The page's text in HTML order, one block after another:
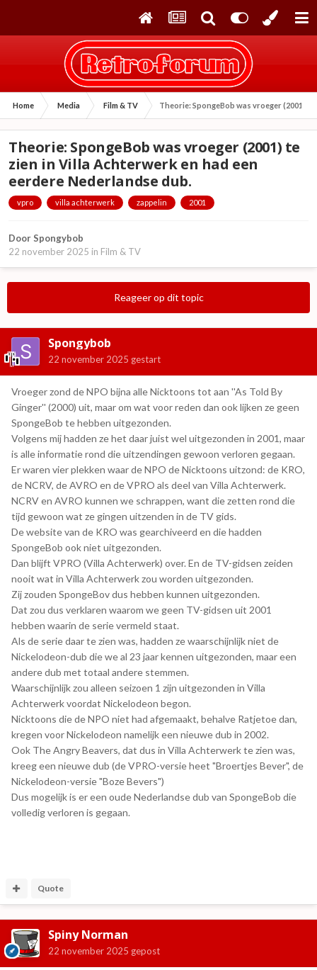
Home Media Film & TV Theorie: SpongeBob was vroeger (2001)
Theorie: SpongeBob was vroeger (2001) te
zien in Villa Achterwerk en had een
eerdere Nederlandse dub.
vpro villa achterwerk zappelin 2001
DoorSpongybob
22 november 2025 in Film & TV
Reageer op dit topic
Spongybob
22 november 2025 gestart
Vroeger zond de NPO bijna alle Nicktoons tot aan ''As Told By
Ginger'' (2000) uit, maar om wat voor reden dan ook lijken ze geen
SpongeBob te hebben uitgezonden.
Volgens mij hadden ze het daar juist wel uitgezonden in 2001, maar
is alle informatie rond die uitzendingen gewoon verloren gegaan.
Er waren vier plekken waar de NPO de Nicktoons uitzond: de KRO,
de NCRV, de AVRO en de VPRO als deel van Villa Achterwerk.
NCRV en AVRO kunnen we schrappen, want die zetten rond die
tijd gewoon wat ze gingen uitzenden in de TV gids.
De website van de KRO was gearchiveerd en die hadden
SpongeBob ook niet uitgezonden.
Dan blijft VPRO (Villa Achterwerk) over. En de TV-gidsen zeiden
nooit wat in Villa Achterwerk zou worden uitgezonden.
Zij zouden SpongeBov dus hebben kunnen uitgezonden.
Dat zou dus verklaren waarom we geen TV-gidsen uit 2001
hebben waarin de serie vermeld staat.
Als de serie daar te zien was, hadden ze waarschijnlijk niet de
Nickelodeon-dub die we al 23 jaar kennen uitgezonden, maar een
andere dub met totaal andere stemmen.
Waarschijnlijk zou alleen seizoen 1 zijn uitgezonden in Villa
Achterwerk voordat Nickelodeon begon.
Nicktoons die de NPO niet had afgemaakt, behalve Ratjetoe dan,
kregen voor Nickelodeon namelijk een nieuwe dub in 2002.
Ook The Angry Beavers, dat dus in Villa Achterwerk te zien was,
kreeg een nieuwe dub (de VPRO-versie heet "Broertjes Bever", de
Nickelodeon-versie "Boze Bevers")
Dus mogelijk is er een oude Nederlandse dub van SpongeBob die
volledig verloren is gegaan.
Quote
Spiny Norman
22 november 2025 gepost